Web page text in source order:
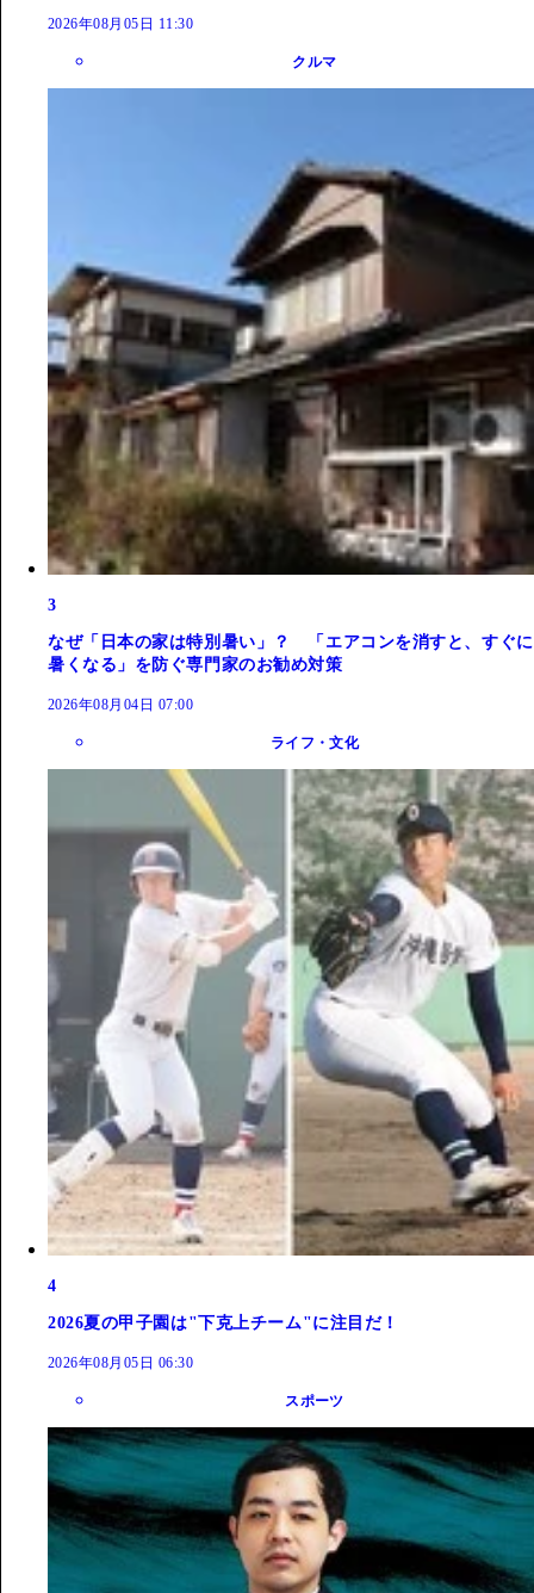
2026年08月05日 11:30
クルマ
3
なぜ「日本の家は特別暑い」？ 「エアコンを消すと、すぐに
暑くなる」を防ぐ専門家のお勧め対策
2026年08月04日 07:00
ライフ・文化
4
2026夏の甲子園は"下克上チーム"に注目だ！
2026年08月05日 06:30
スポーツ